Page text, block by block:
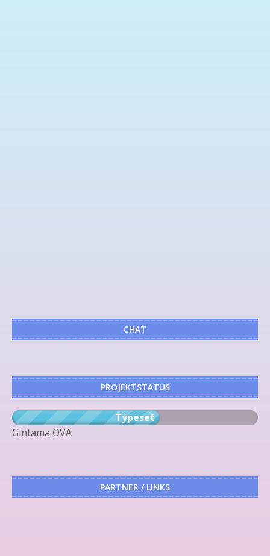
CHAT
PROJEKTSTATUS
Typeset
Gintama OVA
PARTNER / LINKS